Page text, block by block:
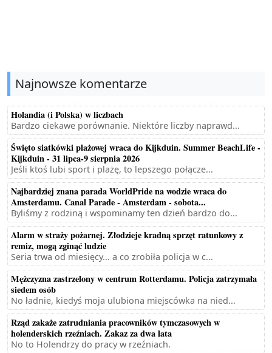
Najnowsze komentarze
Holandia (i Polska) w liczbach
Bardzo ciekawe porównanie. Niektóre liczby naprawd...
Święto siatkówki plażowej wraca do Kijkduin. Summer BeachLife -
Kijkduin - 31 lipca-9 sierpnia 2026
Jeśli ktoś lubi sport i plażę, to lepszego połącze...
Najbardziej znana parada WorldPride na wodzie wraca do
Amsterdamu. Canal Parade - Amsterdam - sobota...
Byliśmy z rodziną i wspominamy ten dzień bardzo do...
Alarm w straży pożarnej. Złodzieje kradną sprzęt ratunkowy z
remiz, mogą zginąć ludzie
Seria trwa od miesięcy... a co zrobiła policja w c...
Mężczyzna zastrzelony w centrum Rotterdamu. Policja zatrzymała
siedem osób
No ładnie, kiedyś moja ulubiona miejscówka na nied...
Rząd zakaże zatrudniania pracowników tymczasowych w
holenderskich rzeźniach. Zakaz za dwa lata
No to Holendrzy do pracy w rzeźniach.